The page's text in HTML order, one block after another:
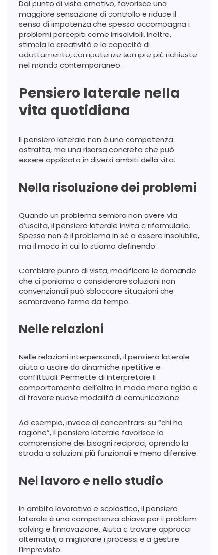
Dal punto di vista emotivo, favorisce una
maggiore sensazione di controllo e riduce il
senso di impotenza che spesso accompagna i
problemi percepiti come irrisolvibili. Inoltre,
stimola la creatività e la capacità di
adattamento, competenze sempre più richieste
nel mondo contemporaneo.
Pensiero laterale nella
vita quotidiana
Il pensiero laterale non è una competenza
astratta, ma una risorsa concreta che può
essere applicata in diversi ambiti della vita.
Nella risoluzione dei problemi
Quando un problema sembra non avere via
d’uscita, il pensiero laterale invita a riformularlo.
Spesso non è il problema in sé a essere insolubile,
ma il modo in cui lo stiamo definendo.
Cambiare punto di vista, modificare le domande
che ci poniamo o considerare soluzioni non
convenzionali può sbloccare situazioni che
sembravano ferme da tempo.
Nelle relazioni
Nelle relazioni interpersonali, il pensiero laterale
aiuta a uscire da dinamiche ripetitive e
conflittuali. Permette di interpretare il
comportamento dell’altro in modo meno rigido e
di trovare nuove modalità di comunicazione.
Ad esempio, invece di concentrarsi su “chi ha
ragione”, il pensiero laterale favorisce la
comprensione dei bisogni reciproci, aprendo la
strada a soluzioni più funzionali e meno difensive.
Nel lavoro e nello studio
In ambito lavorativo e scolastico, il pensiero
laterale è una competenza chiave per il problem
solving e l’innovazione. Aiuta a trovare approcci
alternativi, a migliorare i processi e a gestire
l’imprevisto.